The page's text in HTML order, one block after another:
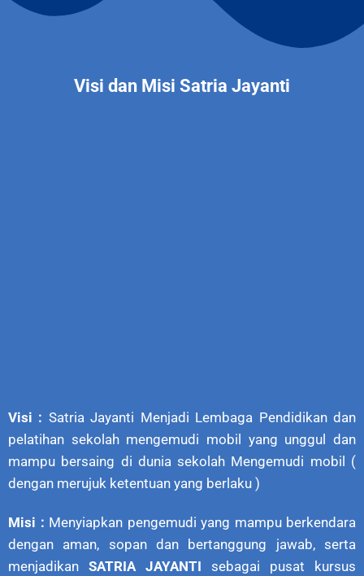
Visi dan Misi Satria Jayanti
Visi : Satria Jayanti Menjadi Lembaga Pendidikan dan
pelatihan sekolah mengemudi mobil yang unggul dan
mampu bersaing di dunia sekolah Mengemudi mobil (
dengan merujuk ketentuan yang berlaku )
Misi : Menyiapkan pengemudi yang mampu berkendara
dengan aman, sopan dan bertanggung jawab, serta
menjadikan SATRIA JAYANTI sebagai pusat kursus